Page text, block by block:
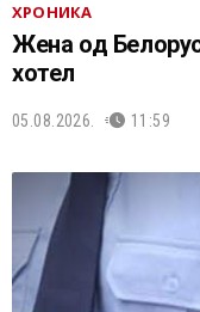
ХРОНИКА
Жена од
хотел
05.08.2026. 11:59